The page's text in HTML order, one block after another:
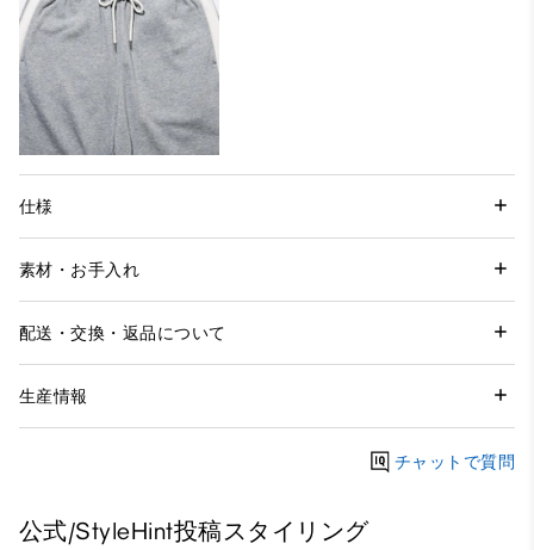
仕様
素材・お手入れ
配送・交換・返品について
生産情報
チャットで質問
公式/StyleHint投稿スタイリング